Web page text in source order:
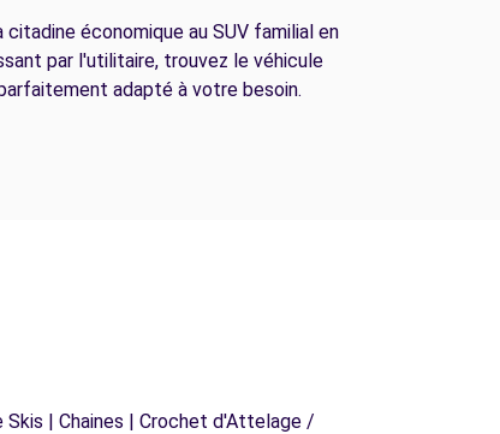
citadine économique au SUV familial en
par l'utilitaire, trouvez le véhicule
adapté à votre besoin.
| Chaines | Crochet d'Attelage /